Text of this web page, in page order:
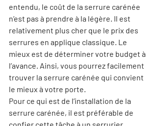
entendu, le coût de la serrure carénée
n’est pas à prendre à la légère. Il est
relativement plus cher que le prix des
serrures en applique classique. Le
mieux est de déterminer votre budget à
l’avance. Ainsi, vous pourrez facilement
trouver la serrure carénée qui convient
le mieux à votre porte.
Pour ce qui est de l’installation de la
serrure carénée, il est préférable de